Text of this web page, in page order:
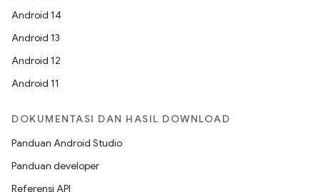
Android 14
Android 13
Android 12
Android 11
DOKUMENTASI DAN HASIL DOWNLOAD
Panduan Android Studio
Panduan developer
Referensi API